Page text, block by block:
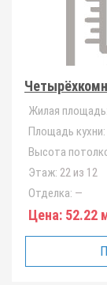
Жилая площадь:
Площадь кухни:
Высота
Этаж: 22 из 12
Отделка: —
Цена: 52.22